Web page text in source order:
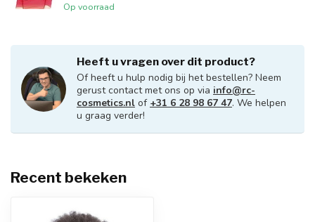
Op voorraad
Heeft u vragen over dit product?
Of heeft u hulp nodig bij het bestellen? Neem
gerust contact met ons op via info@rc-
cosmetics.nl of +31 6 28 98 67 47. We helpen
u graag verder!
Recent bekeken